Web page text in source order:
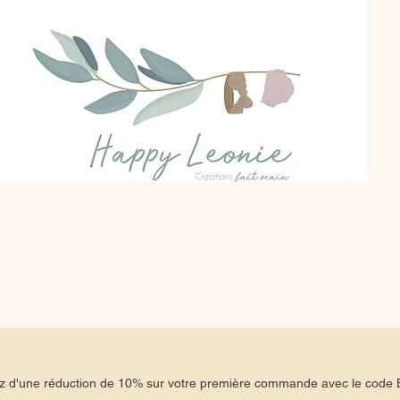
d'une réduction de 10% sur votre première commande avec le code